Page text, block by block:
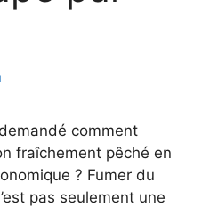
comment
fraîchement pêché en
? Fumer du
pas seulement une